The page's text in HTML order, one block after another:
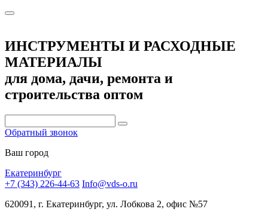
ИНСТРУМЕНТЫ И РАСХОДНЫЕ
МАТЕРИАЛЫ
для дома, дачи, ремонта и
строительства оптом
Обратный звонок
Ваш город
Екатеринбург
+7 (343) 226-44-63 Info@vds-o.ru
620091, г. Екатеринбург, ул. Лобкова 2, офис №57